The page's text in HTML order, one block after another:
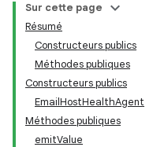
Sur cette page
Résumé
Constructeurs publics
Méthodes publiques
Constructeurs publics
EmailHostHealthAgent
Méthodes publiques
emitValue